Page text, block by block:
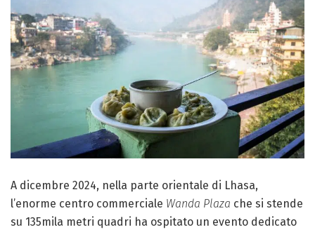
A dicembre 2024, nella parte orientale di Lhasa,
l’enorme centro commerciale Wanda Plaza che si stende
su 135mila metri quadri ha ospitato un evento dedicato